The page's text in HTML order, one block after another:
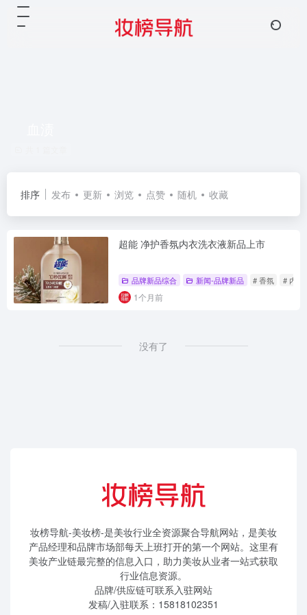
排序 发布 更新 浏览 点赞 随机 收藏
超能 净护香氛内衣洗衣液新品上市
品牌新品综合 新闻-品牌新品 # 香氛 # 内衣
1个月前
没有了
妆榜导航-美妆榜-是美妆行业全资源聚合导航网站，是美妆
产品经理和品牌市场部每天上班打开的第一个网站。这里有
美妆产业链最完整的信息入口，助力美妆从业者一站式获取
行业信息资源。
品牌/供应链可联系入驻网站
发稿/入驻联系：15818102351